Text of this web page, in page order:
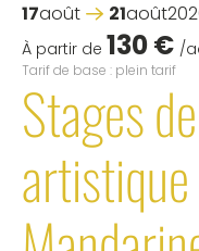
17août 21août
À partir de 130 € /
Tarif de base : plein tarif
Stages